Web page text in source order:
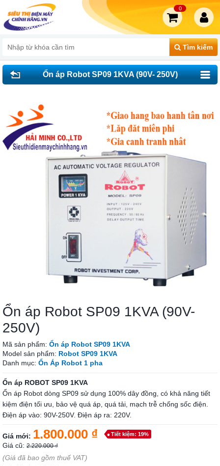
Tìm kiếm
0
Ổn áp Robot SP09 1KVA (90V- 250V)
Ổn áp Robot SP09 1KVA (90V-
250V)
Mã sản phẩm: Ổn áp Robot SP09 1KVA
Model sản phẩm: Robot SP09 1KVA
Danh mục: Ổn Áp Robot 1 pha
Ổn áp ROBOT SP09 1KVA
Ổn áp Robot dòng SP09 sử dụng 100% dây đồng, có khả năng tiết
kiệm điện tối ưu, bảo vệ quá áp, quá tải, mạch trễ chống sốc điện.
Điện áp vào: 90V-250V. Điện áp ra: 220V.
Giá mới: 1.800.000 ₫ Tiết kiệm: 19%
Giá cũ: 2.220.000 ₫
(Giá đã bao gồm thuế VAT)